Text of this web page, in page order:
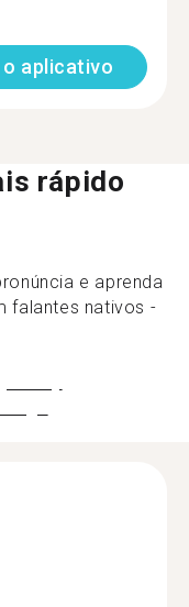
o aplicativo
rápido
e aprenda
falantes nativos -